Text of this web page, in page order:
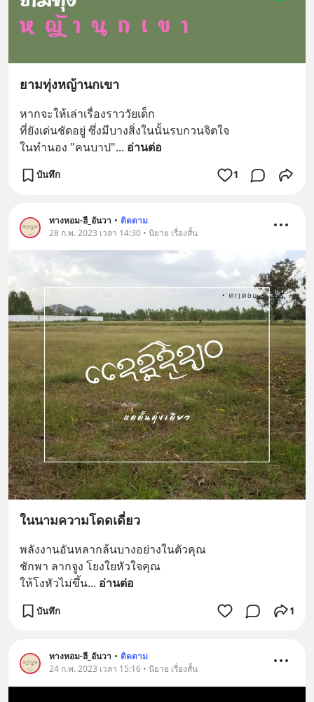
ยามทุ่งหญ้านกเขา
หากจะให้เล่าเรื่องราววัยเด็ก
ที่ยังเด่นชัดอยู่ ซึ่งมีบางสิ่งในนั้นรบกวนจิตใจ
ในทำนอง "คนบาป"... อ่านต่อ
บันทึก 1
ทางหอม-ฮี_อันวา • ติดตาม
28 ก.พ. 2023 เวลา 14:30 • นิยาย เรื่องสั้น
ในนามความโดดเดี่ยว
พลังงานอันหลากล้นบางอย่างในตัวคุณ
ชักพา ลากจูง โยงใยหัวใจคุณ
ให้โงหัวไม่ขึ้น... อ่านต่อ
บันทึก 1
ทางหอม-ฮี_อันวา • ติดตาม
24 ก.พ. 2023 เวลา 15:16 • นิยาย เรื่องสั้น